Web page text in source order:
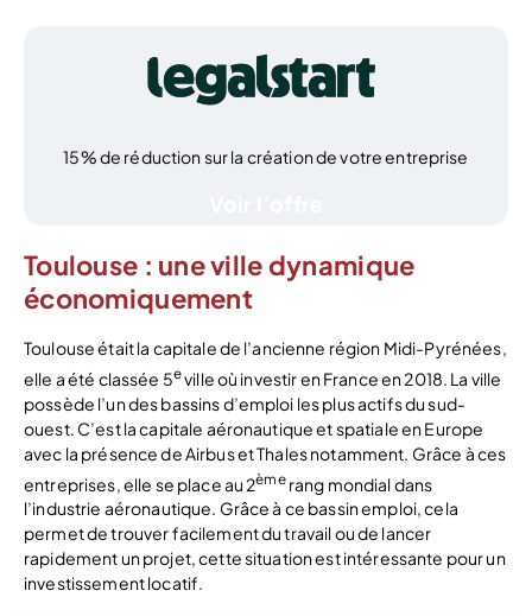
15% de réduction sur la création de votre entreprise
Toulouse : une ville dynamique
économiquement
Toulouse était la capitale de l’ancienne région Midi-Pyrénées,
elle a été classée 5eville où investir en France en 2018. La ville
possède l’un des bassins d’emploi les plus actifs du sud-
ouest. C’est la capitale aéronautique et spatiale en Europe
avec la présence de Airbus et Thales notamment. Grâce à ces
entreprises, elle se place au 2èmerang mondial dans
l’industrie aéronautique. Grâce à ce bassin emploi, cela
permet de trouver facilement du travail ou de lancer
rapidement un projet, cette situation est intéressante pour un
investissement locatif.